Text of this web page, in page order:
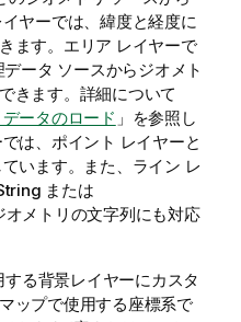
ヤーでは、緯度と経度に
ます。エリア レイヤーで
ータ ソースからジオメト
きます。 詳細について
ータのロード 」を参照し
は、ポイント レイヤーと
います。また、ライン レ
または
オメトリの文字列にも対応
る背景レイヤーにカスタ
ップで使用する座標系で